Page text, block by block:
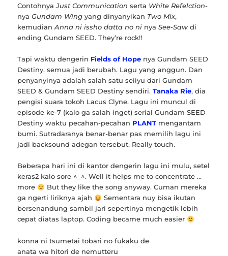
ContohnyaJust Communication serta White Refelction-
nyaGundam Wing yang dinyanyikan Two Mix,
kemudianAnna ni issho datta no ni nyaSee-Saw di
ending Gundam SEED. They’re rock!!
Tapi waktu dengerin Fields of Hope nya Gundam SEED
Destiny, semua jadi berubah. Lagu yang anggun. Dan
penyanyinya adalah salah satu seiiyu dari Gundam
SEED & Gundam SEED Destiny sendiri.Tanaka Rie, dia
pengisi suara tokoh Lacus Clyne. Lagu ini muncul di
episode ke-7 (kalo ga salah inget) serial Gundam SEED
Destiny waktu pecahan-pecahan PLANT mengantam
bumi. Sutradaranya benar-benar pas memilih lagu ini
jadi backsound adegan tersebut. Really touch.
Beberapa hari ini di kantor dengerin lagu ini mulu, setel
keras2 kalo sore ^_^. Well it helps me to concentrate …
more
But they like the song anyway. Cuman mereka
ga ngerti liriknya ajah
Sementara nuy bisa ikutan
bersenandung sambil jari sepertinya mengetik lebih
cepat diatas laptop. Coding became much easier
konna ni tsumetai tobari no fukaku de
anata wa hitori de nemutteru